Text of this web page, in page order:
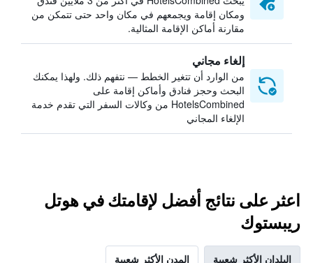
ومكان إقامة ويجمعهم في مكان واحد حتى تتمكن من
مقارنة أماكن الإقامة المثالية.
إلغاء مجاني
من الوارد أن تتغير الخطط — نتفهم ذلك. ولهذا يمكنك
البحث وحجز فنادق وأماكن إقامة على
HotelsCombined من وكالات السفر التي تقدم خدمة
الإلغاء المجاني
اعثر على نتائج أفضل لإقامتك في هوتل
ريبستوك
البلدان الأكثر شعبية المدن الأكثر شعبية